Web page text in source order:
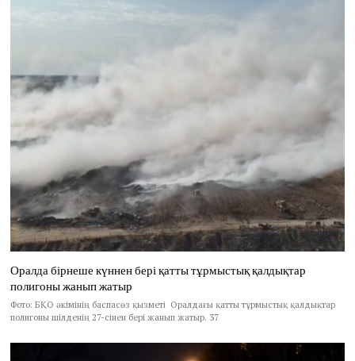
Оралда бірнеше күннен бері қатты тұрмыстық қалдықтар
полигоны жанып жатыр
Фото: БҚО әкімінің баспасөз қызметі Оралдағы қатты тұрмыстық қалдықтар
полигоны шілденің 27-сінен бері жанып жатыр. 37